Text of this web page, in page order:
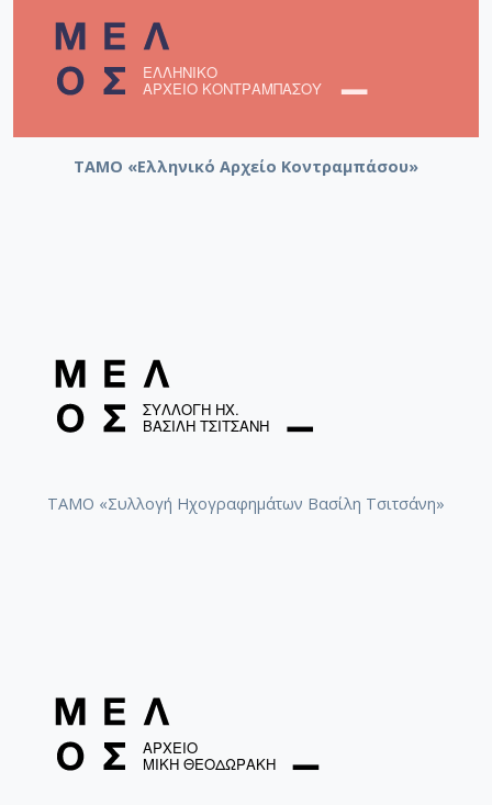
ΤΑΜΟ «Ελληνικό Αρχείο Κοντραμπάσου»
ΤΑΜΟ «Συλλογή Ηχογραφημάτων Βασίλη Τσιτσάνη»